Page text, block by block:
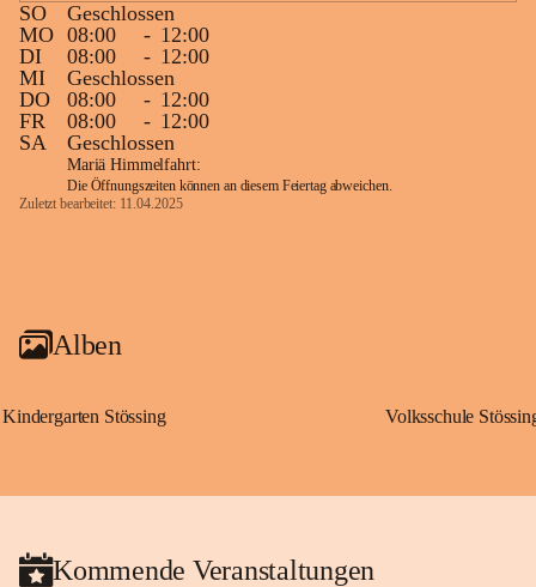
SO
Geschlossen
MO 08:00 - 12:00
DI
08:00 - 12:00
MI
Geschlossen
DO
08:00 - 12:00
FR
08:00 - 12:00
SA
Geschlossen
Mariä Himmelfahrt:
Die Öffnungszeiten können an diesem Feiertag abweichen.
Zuletzt bearbeitet: 11.04.2025
Alben
Kindergarten Stössing Volksschule
Kommende Veranstaltungen